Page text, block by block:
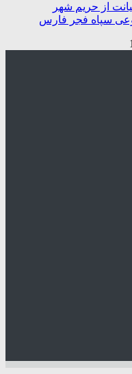
از حریم شهر
سپاه فجر فارس